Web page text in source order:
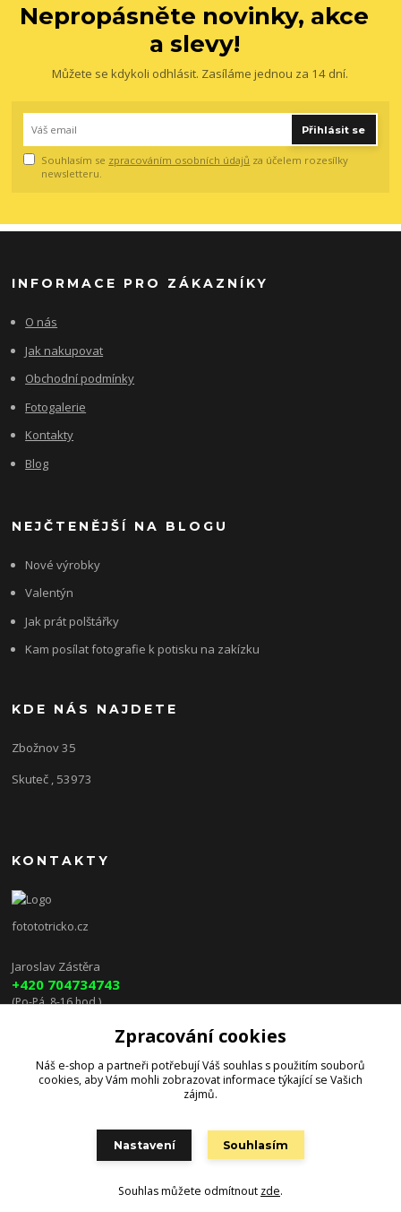
Nepropásněte novinky, akce
a slevy!
Můžete se kdykoli odhlásit. Zasíláme jednou za 14 dní.
Přihlásit se
Souhlasím se zpracováním osobních údajů za účelem rozesílky
newsletteru.
INFORMACE PRO ZÁKAZNÍKY
O nás
Jak nakupovat
Obchodní podmínky
Fotogalerie
Kontakty
Blog
NEJČTENĚJŠÍ NA BLOGU
Nové výrobky
Valentýn
Jak prát polštářky
Kam posílat fotografie k potisku na zakízku
KDE NÁS NAJDETE
Zbožnov 35
Skuteč , 53973
KONTAKTY
fotototricko.cz
Jaroslav Zástěra
+420 704734743
(Po-Pá, 8-16 hod.)
lenkazasterova@centrum.cz
Vytvořeno na Eshop-rychle.cz
Zpracování cookies
Náš e-shop a partneři potřebují Váš souhlas s použitím souborů
cookies, aby Vám mohli zobrazovat informace týkající se Vašich
zájmů.
Nastavení Souhlasím
Souhlas můžete odmítnout zde.